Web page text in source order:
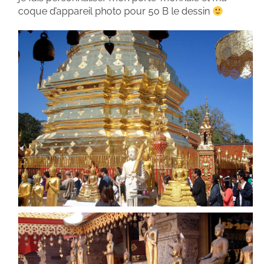
coque d’appareil photo pour 50 B le dessin